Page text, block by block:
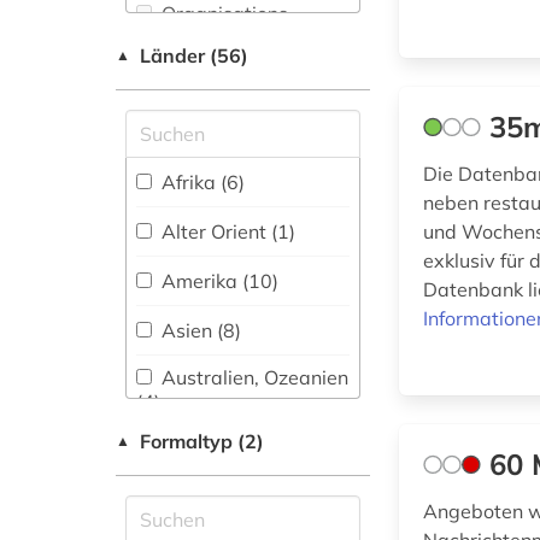
Kunstgeschichte (97)
Maschinenbau (4)
Mathematik (28)
Medien- und
Kommunikationswissenschaften,
Kommunikationsdesign (709)
Militärwissenschaft
(1)
Musikwissenschaft
(74)
Natur- und
Pädagogik (78)
arabische staaten
(2)
arabistik (1)
architekturgeschichte
times (1)
archiv für
kindertexte eva maria
kohl (1)
archivmaterialien (1)
Organisations-
Shibboleth
Zugriff vor Ort
▲ Länder (56)
Afrika (6)
Alter Orient (1)
Amerika (10)
Asien (8)
Australien, Ozeanien
(4)
Baden-
Wuerttemberg (1)
Baltikum (1)
▲ Formaltyp (2)
Die
neben
und
exklusiv für
Datenbank
60
Angeboten